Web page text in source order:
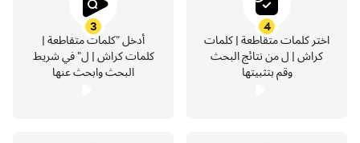
3
أدخل "كلمات متقاطعة |
كلمات كراش | ل" في شريط
البحث وابحث عنها
4
اختر كلمات متقاطعة | كلمات
كراش | ل من نتائج البحث
وقم بتثبيتها